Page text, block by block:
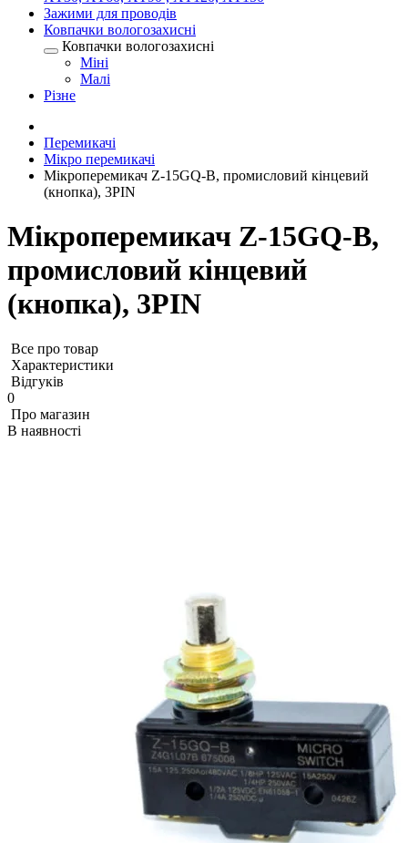
Зажими для проводів
Ковпачки вологозахисні
Ковпачки вологозахисні
Міні
Малі
Різне
Перемикачі
Мікро перемикачі
Мікроперемикач Z-15GQ-B, промисловий кінцевий
(кнопка), 3PIN
Мікроперемикач Z-15GQ-B,
промисловий кінцевий
(кнопка), 3PIN
Все про товар
Характеристики
Відгуків
0
Про магазин
В наявності